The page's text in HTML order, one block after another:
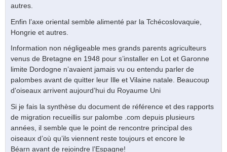
autres.
Enfin l’axe oriental semble alimenté par la Tchécoslovaquie,
Hongrie et autres.
Information non négligeable mes grands parents agriculteurs
venus de Bretagne en 1948 pour s’installer en Lot et Garonne
limite Dordogne n’avaient jamais vu ou entendu parler de
palombes avant de quitter leur Ille et Vilaine natale. Beaucoup
d'oiseaux arrivent aujourd’hui du Royaume Uni
Si je fais la synthèse du document de référence et des rapports
de migration recueillis sur palombe .com depuis plusieurs
années, il semble que le point de rencontre principal des
oiseaux d’où qu’ils viennent reste toujours et encore le
Béarn avant de rejoindre l’Espagne!